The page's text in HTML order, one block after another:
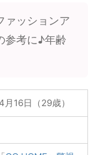
ァッションア
参考に♪年齢
月16日（29歳）